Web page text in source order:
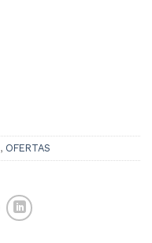
, OFERTAS